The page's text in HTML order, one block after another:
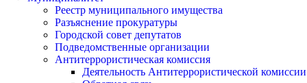
Реестр муниципального имущества
Разъяснение прокуратуры
Городской совет депутатов
Подведомственные организации
Антитеррористическая комиссия
Деятельность Антитеррористической комиссии